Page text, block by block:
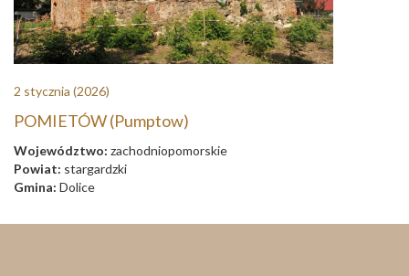
2 stycznia (2026)
POMIETÓW (Pumptow)
Województwo: zachodniopomorskie
Powiat: stargardzki
Gmina: Dolice